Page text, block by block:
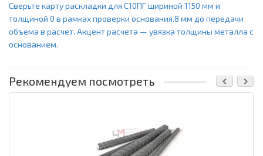
Сверьте карту раскладки для С10ПГ шириной 1150 мм и
толщиной 0 в рамках проверки основания.8 мм до передачи
объема в расчет. Акцент расчета — увязка толщины металла с
основанием.
Рекомендуем посмотреть